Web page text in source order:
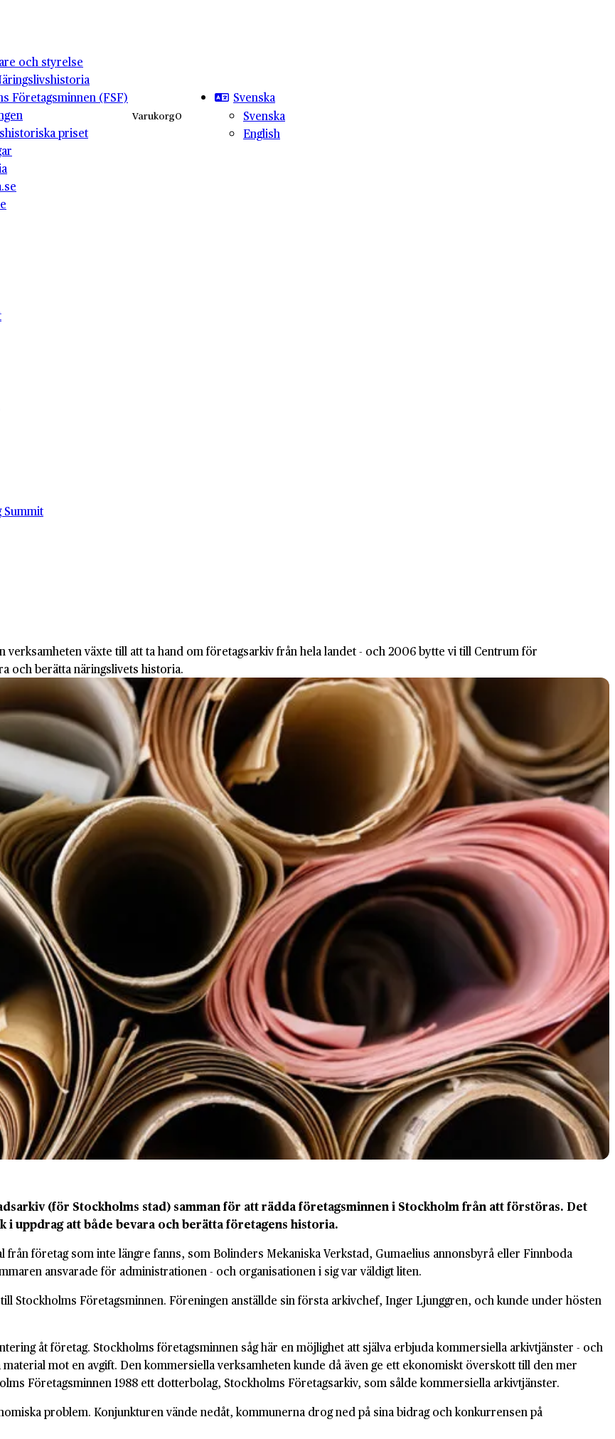
och styrelse
Företagsminnen (FSF)
priset
Varukorg0
Svenska
Svenska
English
verksamheten växte till att ta hand om företagsarkiv från hela landet - och 2006 bytte vi till Centrum för
och berätta näringslivets historia.
(för Stockholms stad) samman för att rädda företagsminnen i Stockholm från att förstöras. Det
uppdrag att både bevara och berätta företagens historia.
företag som inte längre fanns, som Bolinders Mekaniska Verkstad, Gumaelius annonsbyrå eller Finnboda
ansvarade för administrationen - och organisationen i sig var väldigt liten.
Stockholms Företagsminnen. Föreningen anställde sin första arkivchef, Inger Ljunggren, och kunde under hösten
åt företag. Stockholms företagsminnen såg här en möjlighet att själva erbjuda kommersiella arkivtjänster - och
mot en avgift. Den kommersiella verksamheten kunde då även ge ett ekonomiskt överskott till den mer
Företagsminnen 1988 ett dotterbolag, Stockholms Företagsarkiv, som sålde kommersiella arkivtjänster.
problem. Konjunkturen vände nedåt, kommunerna drog ned på sina bidrag och konkurrensen på